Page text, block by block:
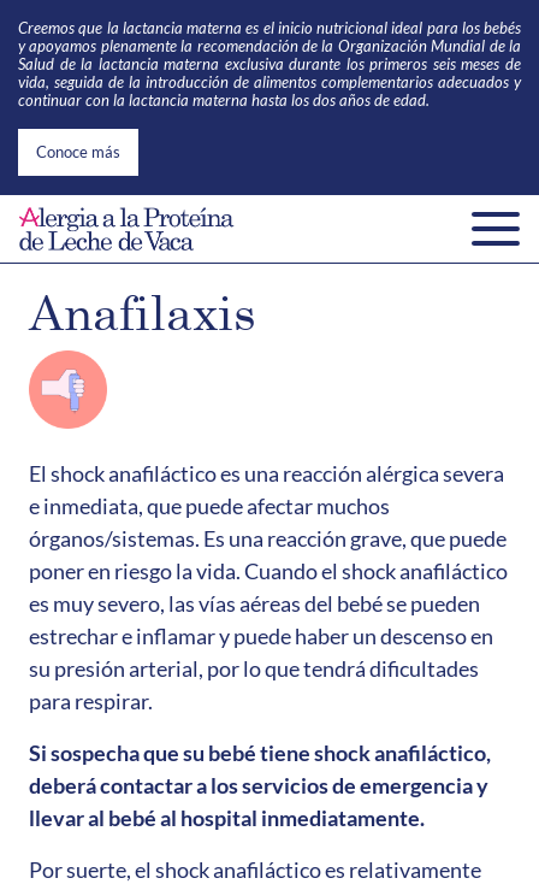
Creemos que la lactancia materna es el inicio nutricional ideal para los bebés
y apoyamos plenamente la recomendación de la Organización Mundial de la
Salud de la lactancia materna exclusiva durante los primeros seis meses de
vida, seguida de la introducción de alimentos complementarios adecuados y
continuar con la lactancia materna hasta los dos años de edad.
Conoce más
Anafilaxis
El shock anafiláctico es una reacción alérgica severa
e inmediata, que puede afectar muchos
órganos/sistemas. Es una reacción grave, que puede
poner en riesgo la vida. Cuando el shock anafiláctico
es muy severo, las vías aéreas del bebé se pueden
estrechar e inflamar y puede haber un descenso en
su presión arterial, por lo que tendrá dificultades
para respirar.
Si sospecha que su bebé tiene shock anafiláctico,
deberá contactar a los servicios de emergencia y
llevar al bebé al hospital inmediatamente.
Por suerte, el shock anafiláctico es relativamente